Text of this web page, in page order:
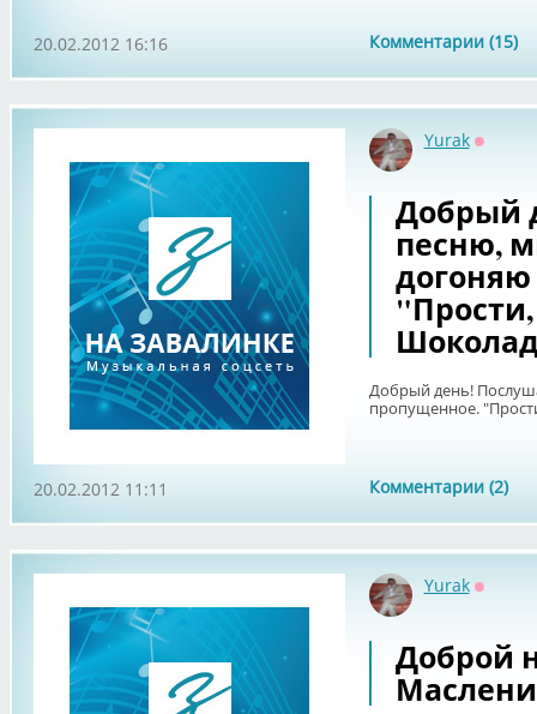
Комментарии (15)
20.02.2012 16:16
Yurak
Добрый
песню,
Добрый день!
пропущенное.
Комментарии (2)
20.02.2012 11:11
Yurak
Доброй